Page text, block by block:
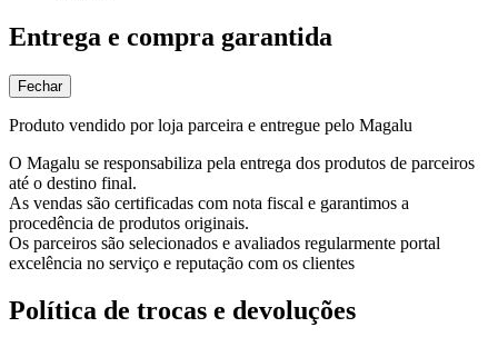
Entrega e compra garantida
Fechar
Produto vendido por loja parceira e entregue pelo Magalu
O Magalu se responsabiliza pela entrega dos produtos de parceiros
até o destino final.
As vendas são certificadas com nota fiscal e garantimos a
procedência de produtos originais.
Os parceiros são selecionados e avaliados regularmente portal
excelência no serviço e reputação com os clientes
Política de trocas e devoluções